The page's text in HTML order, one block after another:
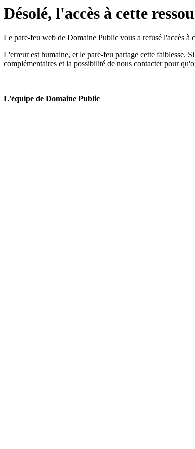
Désolé, l'accès à cette
Le pare-feu web de Domaine Public vous a refusé l'accès à
L'erreur est humaine, et le pare-feu partage cette faiblesse.
complémentaires et la possibilité de nous contacter pour
L'équipe de Domaine Public